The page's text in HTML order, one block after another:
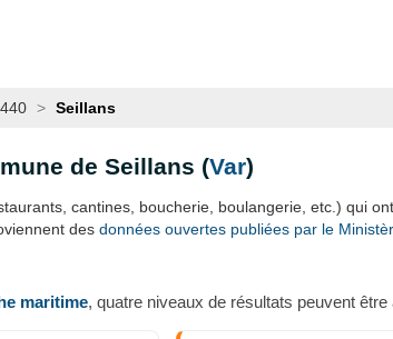
> Seillans
de Seillans (Var)
cantines, boucherie, boulangerie, etc.) qui
des données ouvertes publiées par le
maritime, quatre niveaux de résultats peuvent être